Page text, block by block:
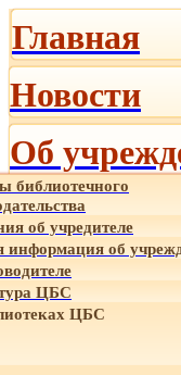
Главная
Новости
Об
библиотечного
об учредителе
об
ЦБС
ЦБС